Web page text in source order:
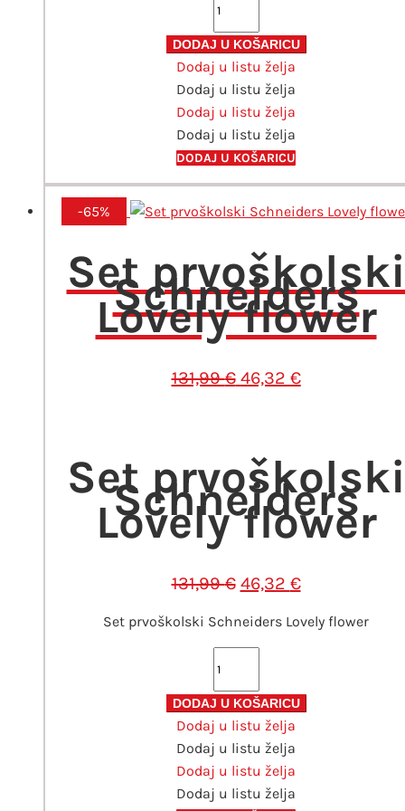
anatomska
Disney
Planes
Dusty
količina
DODAJ U KOŠARICU
Dodaj u listu želja
Dodaj u listu želja
Dodaj u listu želja
Dodaj u listu želja
DODAJ U KOŠARICU
-65%
Set prvoškolski
Schneiders
Lovely flower
131,99€ Izvorna
131,99 €.
46,32 €Trenutna
Set prvoškolski
Schneiders
Lovely flower
131,99€ Izvorna
bila
je:
46,32 €Trenutna
je:
Set prvoškolski Schneiders Lovely flower
Schneiders
Lovely
flower
količina
DODAJ U KOŠARICU
Dodaj u listu želja
Dodaj u listu želja
Dodaj u listu želja
Dodaj u listu želja